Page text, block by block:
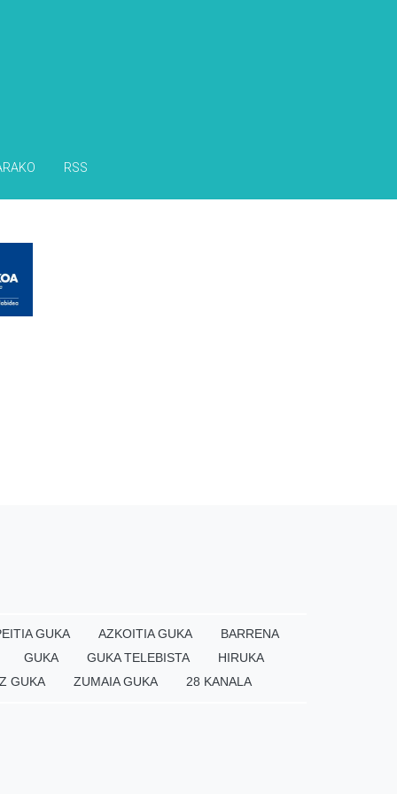
RSS
GUKA AZKOITIA GUKA
BARRENA
GUKA
GUKA TELEBISTA
HIRUKA
GUKA
ZUMAIA GUKA 28 KANALA